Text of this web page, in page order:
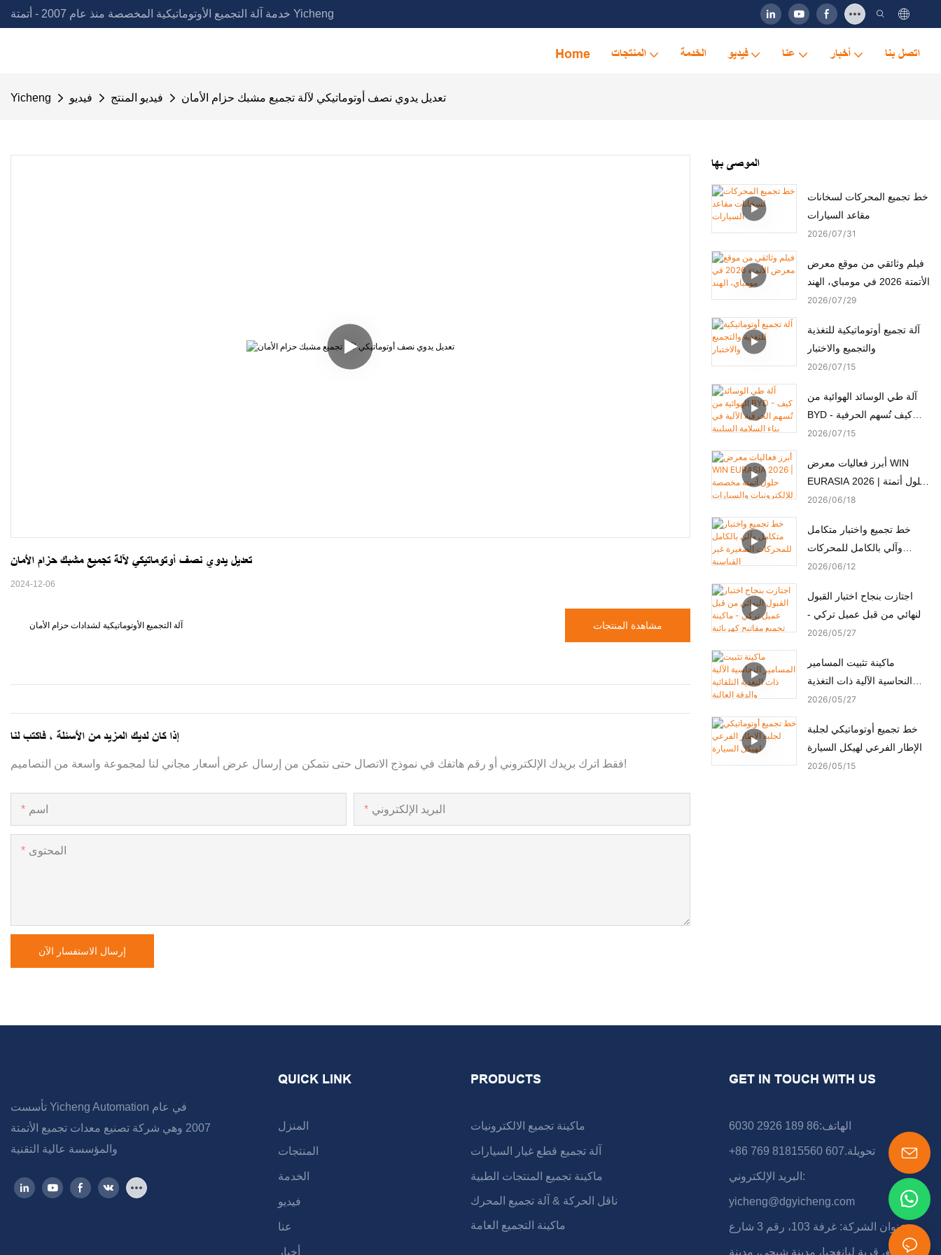
خدمة آلة التجميع الأوتوماتيكية المخصصة منذ عام 2007 - أتمتة Yicheng
Home المنتجات الخدمة فيديو عنا أخبار اتصل بنا
Yicheng فيديو فيديو المنتج تعديل يدوي نصف أوتوماتيكي لآلة تجميع مشبك حزام الأمان
تعديل يدوي نصف أوتوماتيكي لآلة تجميع مشبك حزام الأمان
2024-12-06
آلة التجميع الأوتوماتيكية لشدادات حزام الأمان مشاهدة المنتجات
إذا كان لديك المزيد من الأسئلة ، فاكتب لنا
فقط اترك بريدك الإلكتروني أو رقم هاتفك في نموذج الاتصال حتى نتمكن من إرسال عرض أسعار مجاني لنا لمجموعة واسعة من التصاميم!
اسم البريد الإلكتروني
المحتوى
إرسال الاستفسار الآن
الموصى بها
خط تجميع المحركات لسخانات
مقاعد السيارات
2026 07 31
فيلم وثائقي من موقع معرض
الأتمتة 2026 في مومباي، الهند
2026 07 29
آلة تجميع أوتوماتيكية للتغذية
والتجميع والاختبار
2026 07 15
آلة طي الوسائد الهوائية من
BYD - كيف تُسهم الحرفية
الآلية في بناء السلامة السلبية
2026 07 15
أبرز فعاليات معرض WIN
EURASIA 2026 | حلول أتمتة
مخصصة للإلكترونيات
والمحركات
2026 06 18
خط تجميع واختبار متكامل
وآلي بالكامل للمحركات
الصغيرة غير القياسية
2026 06 12
اجتازت بنجاح اختبار القبول
النهائي من قبل عميل تركي -
ماكينة تجميع مفاتيح كهربائية
2026 05 27
ماكينة تثبيت المسامير
النحاسية الآلية ذات التغذية
التلقائية والدقة العالية
2026 05 27
خط تجميع أوتوماتيكي لجلبة
الإطار الفرعي لهيكل السيارة
2026 05 15
تأسست Yicheng Automation في عام
2007 وهي شركة تصنيع معدات تجميع الأتمتة
QUICK LINK
المنزل
المنتجات
الخدمة
فيديو
عنا
أخبار
PRODUCTS
ماكينة تجميع الالكترونيات
آلة تجميع قطع غيار السيارات
ماكينة تجميع المنتجات الطبية
ناقل الحركة & آلة تجميع المحرك
ماكينة التجميع العامة
GET IN TOUCH WITH US
الهاتف:86 189 2926 6030
+86 769 81815560 تحويلة.607
البريد الإلكتروني:
yicheng@dgyicheng.com
عنوان الشركة: غرفة 103، رقم 3 شارع
شونشينغ، قرية ليانغجيا، مدينة شيجي، مدينة